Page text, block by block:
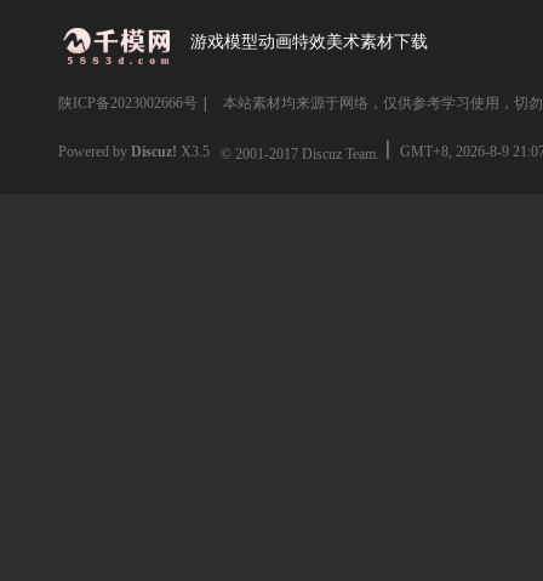
游戏模型动画特效美术素材下载
陕ICP备2023002666号 本站素材均来源于网络，仅供参考学习使用，切
Powered by Discuz! X3.5 © 2001-2017 Discuz Team. GMT+8, 2026-8-9